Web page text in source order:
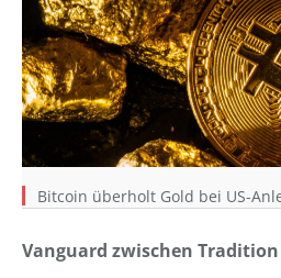
Bitcoin überholt Gold bei US-
Vanguard zwischen